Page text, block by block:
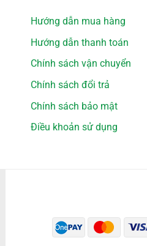
Hướng dẫn mua hàng
Hướng dẫn thanh toán
Chính sách vận chuyển
Chính sách đổi trả
Chính sách bảo mật
Điều khoản sử dụng